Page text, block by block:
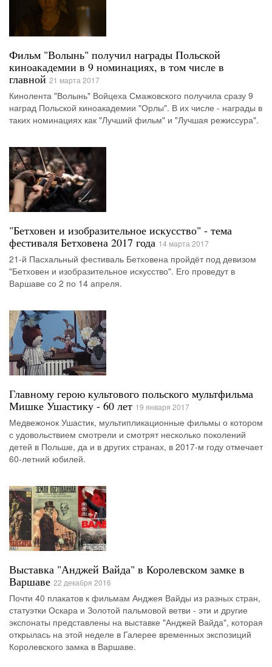
Фильм "Волынь" получил награды Польской
киноакадемии в 9 номинациях, в том числе в
главной 21 марта 2017
Кинолента "Волынь" Войцеха Смажовского получила сразу 9
наград Польской киноакадемии "Орлы". В их числе - награды в
таких номинациях как "Лучший фильм" и "Лучшая режиссура".
"Бетховен и изобразительное искусство" - тема
фестиваля Бетховена 2017 года 14 марта 2017
21-й Пасхальный фестиваль Бетховена пройдёт под девизом
"Бетховен и изобразительное искусство". Его проведут в
Варшаве со 2 по 14 апреля.
Главному герою культового польского мультфильма
Мишке Ушастику - 60 лет 19 января 2017
Медвежонок Ушастик, мультипликационные фильмы о котором
с удовольствием смотрели и смотрят несколько поколений
детей в Польше, да и в других странах, в 2017-м году отмечает
60-летний юбилей.
Выставка "Анджей Вайда" в Королевском замке в
Варшаве 22 декабря 2016
Почти 40 плакатов к фильмам Анджея Вайды из разных стран,
статуэтки Оскара и Золотой пальмовой ветви - эти и другие
экспонаты представлены на выставке "Анджей Вайда", которая
открылась на этой неделе в Галерее временных экспозиций
Королевского замка в Варшаве.